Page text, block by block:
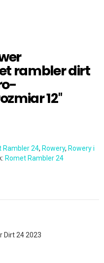
rambler dirt
12″
Rambler 24, Rowery, Rowery i
Romet Rambler 24
Dirt 24 2023